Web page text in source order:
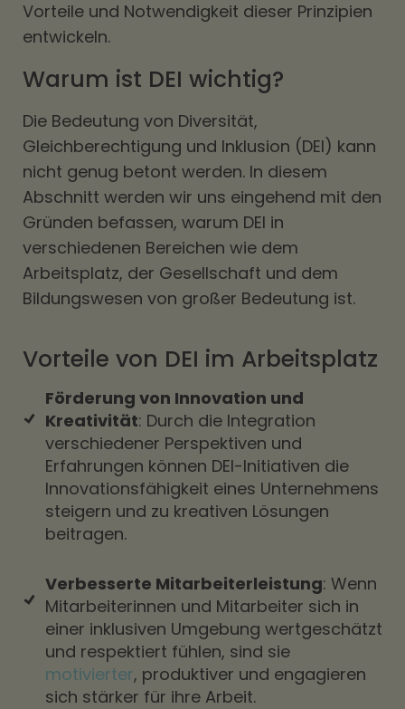
Vorteile und Notwendigkeit dieser Prinzipien
entwickeln.
Warum ist DEI wichtig?
Die Bedeutung von Diversität,
Gleichberechtigung und Inklusion (DEI) kann
nicht genug betont werden. In diesem
Abschnitt werden wir uns eingehend mit den
Gründen befassen, warum DEI in
verschiedenen Bereichen wie dem
Arbeitsplatz, der Gesellschaft und dem
Bildungswesen von großer Bedeutung ist.
Vorteile von DEI im Arbeitsplatz
Förderung von Innovation und
Kreativität: Durch die Integration
verschiedener Perspektiven und
Erfahrungen können DEI-Initiativen die
Innovationsfähigkeit eines Unternehmens
steigern und zu kreativen Lösungen
beitragen.
Verbesserte Mitarbeiterleistung: Wenn
Mitarbeiterinnen und Mitarbeiter sich in
einer inklusiven Umgebung wertgeschätzt
und respektiert fühlen, sind sie
motivierter, produktiver und engagieren
sich stärker für ihre Arbeit.